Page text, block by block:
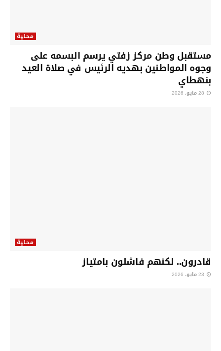
محلية
مستقبل وطن مركز زفتي يرسم البسمه على
وجوه المواطنين بهديه الرئيس في صلاة العيد
بنهطاي
محلية
قادرون.. لكنهم فاشلون بامتياز